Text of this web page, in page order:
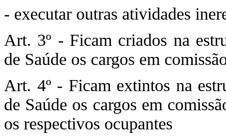
- executar outras atividades
Art. 3º - Ficam criados na
de Saúde os cargos em
Art. 4º - Ficam extintos na
de Saúde os cargos em
os respectivos ocupantes